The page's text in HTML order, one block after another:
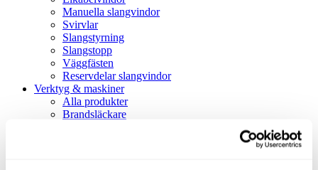
Manuella slangvindor
Svirvlar
Slangstyrning
Slangstopp
Väggfästen
Reservdelar slangvindor
Verktyg & maskiner
Alla produkter
Brandsläckare